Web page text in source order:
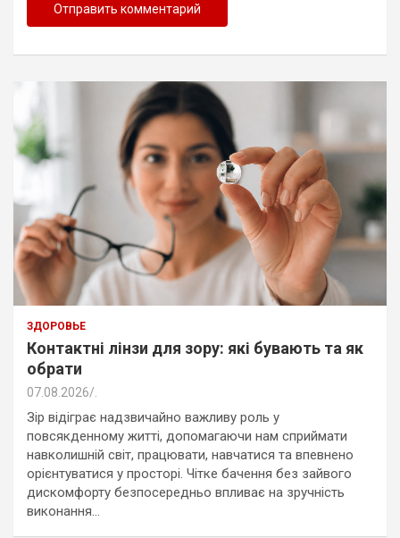
ЗДОРОВЬЕ
Контактні лінзи для зору: які бувають та як
обрати
07.08.2026
Зір відіграє надзвичайно важливу роль у
повсякденному житті, допомагаючи нам сприймати
навколишній світ, працювати, навчатися та впевнено
орієнтуватися у просторі. Чітке бачення без зайвого
дискомфорту безпосередньо впливає на зручність
виконання…